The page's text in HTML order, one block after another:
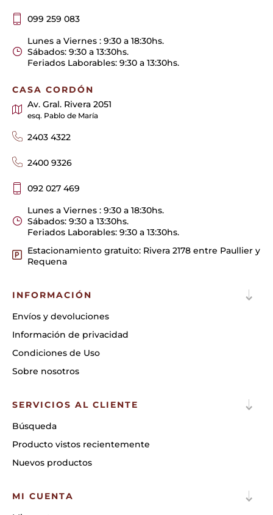
099 259 083
Lunes a Viernes : 9:30 a 18:30hs.
Sábados: 9:30 a 13:30hs.
Feriados Laborables: 9:30 a 13:30hs.
CASA CORDÓN
Av. Gral. Rivera 2051
esq. Pablo de María
2403 4322
2400 9326
092 027 469
Lunes a Viernes : 9:30 a 18:30hs.
Sábados: 9:30 a 13:30hs.
Feriados Laborables: 9:30 a 13:30hs.
Estacionamiento gratuito: Rivera 2178 entre Paullier y
Requena
INFORMACIÓN
Envíos y devoluciones
Información de privacidad
Condiciones de Uso
Sobre nosotros
SERVICIOS AL CLIENTE
Búsqueda
Producto vistos recientemente
Nuevos productos
MI CUENTA